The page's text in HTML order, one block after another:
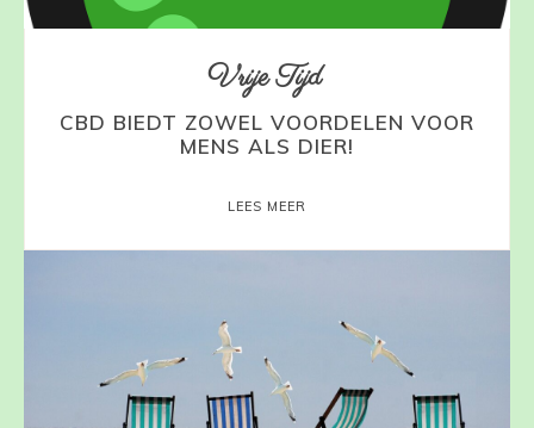
Vrije Tijd
CBD BIEDT ZOWEL VOORDELEN VOOR
MENS ALS DIER!
LEES MEER